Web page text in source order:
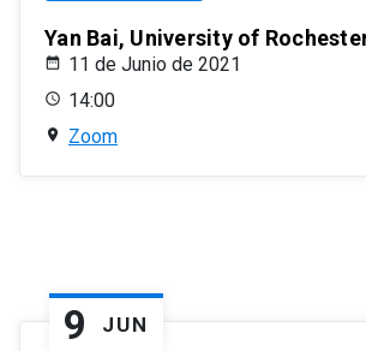
Yan Bai, University of
11 de Junio de 2021
14:00
Zoom
9 JUN